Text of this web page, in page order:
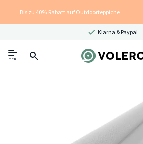
Bis zu 40% Rabatt auf Outdoorteppiche
Klarna & Paypal
menu